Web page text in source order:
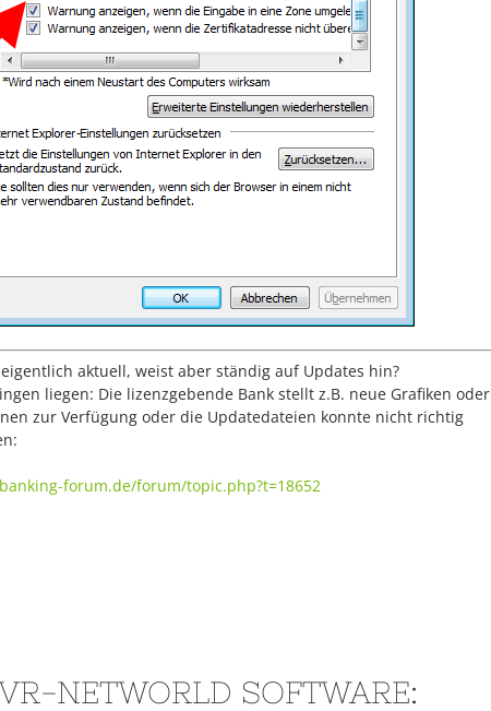
aktuell, weist aber ständig auf Updates hin?
liegen: Die lizenzgebende Bank stellt z.B. neue Grafiken oder
zur Verfügung oder die Updatedateien konnte nicht richtig
forum.de/forum/topic.php?t=18652
NETWORLD SOFTWARE: